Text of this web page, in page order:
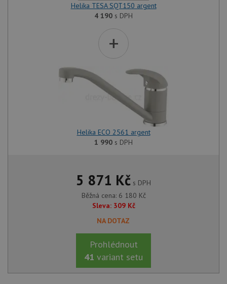
Helika TESA SQT150 argent
4 190 s DPH
+
Helika ECO 2561 argent
1 990 s DPH
5 871 Kč s DPH
Běžná cena: 6 180 Kč
Sleva: 309 Kč
NA DOTAZ
Prohlédnout
41 variant setu